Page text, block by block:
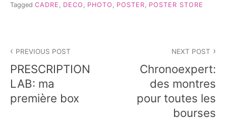
Tagged CADRE DECO PHOTO POSTER POSTER STORE
de
l’article
PREVIOUS POST
PRESCRIPTION
LAB: ma
première box
NEXT POST
Chronoexpert:
des montres
pour toutes les
bourses